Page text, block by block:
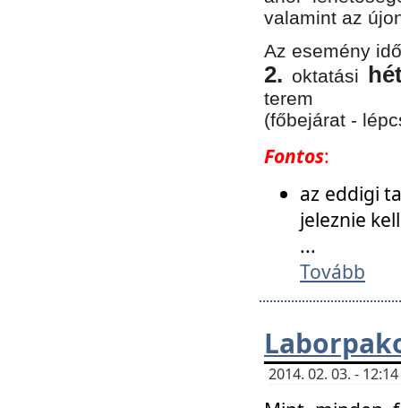
valamint az
Az esemény
2. oktatási
terem
(főbejárat -
Fontos:
az eddigi
jeleznie
...
Tovább
2014. 02. 03. -